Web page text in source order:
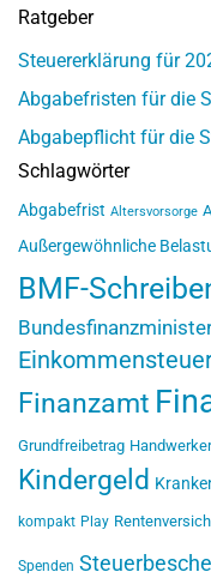
Ratgeber
Steuererklärung für
Abgabefristen für die
Abgabepflicht für die
Schlagwörter
Abgabefrist Altersvorsorge
Außergewöhnliche
BMF-
Finanzamt
Grundfreibetrag
Kindergeld
kompakt Play
Spenden